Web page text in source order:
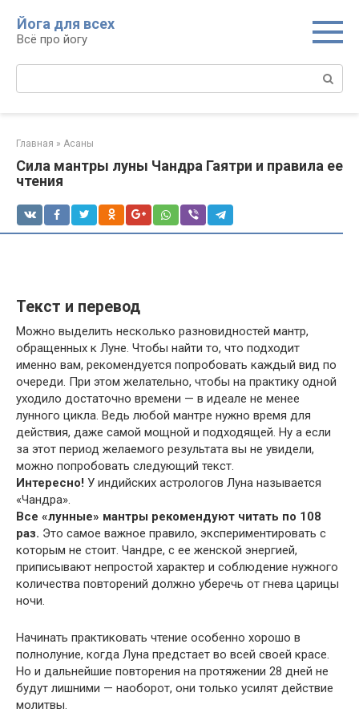
контенту
Йога для всех
Всё про йогу
Главная » Асаны
Сила мантры луны Чандра Гаятри и правила ее
чтения
Текст и перевод
Можно выделить несколько разновидностей мантр,
обращенных к Луне. Чтобы найти то, что подходит
именно вам, рекомендуется попробовать каждый вид по
очереди. При этом желательно, чтобы на практику одной
уходило достаточно времени — в идеале не менее
лунного цикла. Ведь любой мантре нужно время для
действия, даже самой мощной и подходящей. Ну а если
за этот период желаемого результата вы не увидели,
можно попробовать следующий текст.
Интересно! У индийских астрологов Луна называется
«Чандра».
Все «лунные» мантры рекомендуют читать по 108
раз. Это самое важное правило, экспериментировать с
которым не стоит. Чандре, с ее женской энергией,
приписывают непростой характер и соблюдение нужного
количества повторений должно уберечь от гнева царицы
ночи.
Начинать практиковать чтение особенно хорошо в
полнолуние, когда Луна предстает во всей своей красе.
Но и дальнейшие повторения на протяжении 28 дней не
будут лишними — наоборот, они только усилят действие
молитвы.